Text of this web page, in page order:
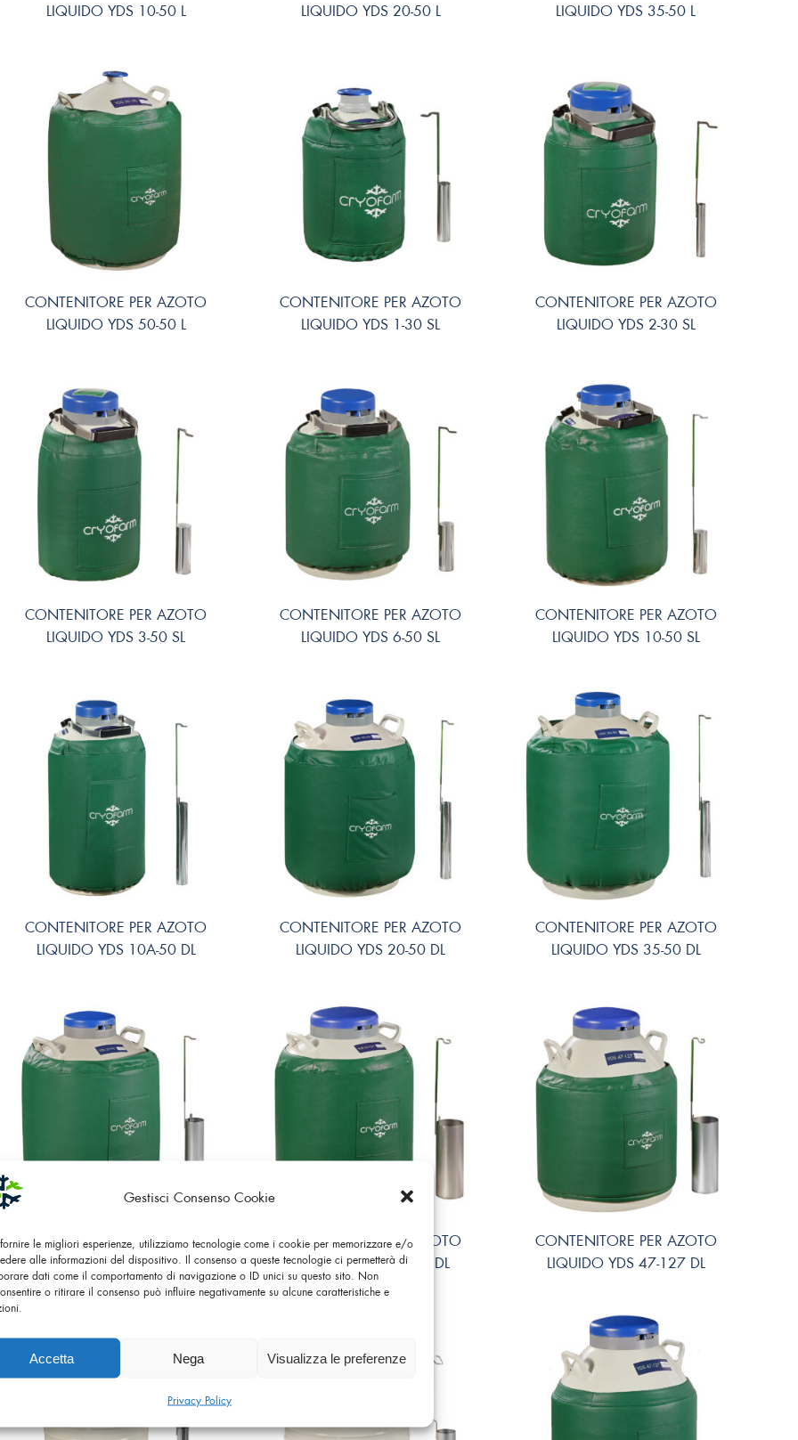
Gestisci Consenso Cookie
fornire le migliori esperienze, utilizziamo tecnologie come i cookie per memorizzare e/o
alle informazioni del dispositivo. Il consenso a queste tecnologie ci permetterà di
dati come il comportamento di navigazione o ID unici su questo sito. Non
o ritirare il consenso può influire negativamente su alcune caratteristiche e
Accetta Nega Visualizza le preferenze
Privacy Policy
LIQUIDO YDS 10-50 L
LIQUIDO YDS 20-50 L
LIQUIDO YDS 35-50 L
CONTENITORE PER AZOTO
LIQUIDO YDS 50-50 L
CONTENITORE PER AZOTO
LIQUIDO YDS 1-30 SL
CONTENITORE PER AZOTO
LIQUIDO YDS 2-30 SL
CONTENITORE PER AZOTO
LIQUIDO YDS 3-50 SL
CONTENITORE PER AZOTO
LIQUIDO YDS 6-50 SL
CONTENITORE PER AZOTO
LIQUIDO YDS 10-50 SL
CONTENITORE PER AZOTO
LIQUIDO YDS 10A-50 DL
CONTENITORE PER AZOTO
LIQUIDO YDS 20-50 DL
CONTENITORE PER AZOTO
LIQUIDO YDS 35-50 DL
CONTENITORE PER AZOTO
LIQUIDO YDS 35-90 DL
CONTENITORE PER AZOTO
LIQUIDO YDS 35-125 DL
CONTENITORE PER AZOTO
LIQUIDO YDS 47-127 DL